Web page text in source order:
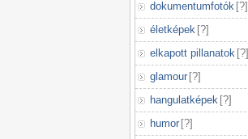
dokumentumfotók [?]
életképek [?]
elkapott pillanatok [?]
glamour [?]
hangulatképek [?]
humor [?]